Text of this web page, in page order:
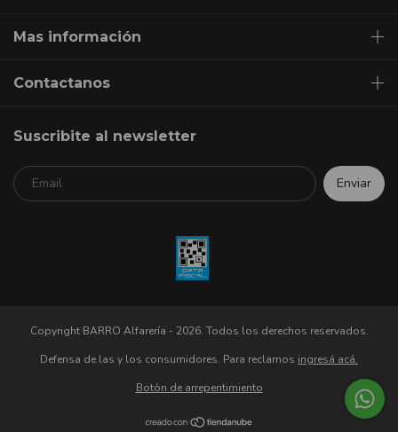
Mas información
Contactanos
Suscribite al newsletter
Copyright BARRO Alfarería - 2026. Todos los derechos reservados.
Defensa de las y los consumidores. Para reclamos ingresá acá.
Botón de arrepentimiento